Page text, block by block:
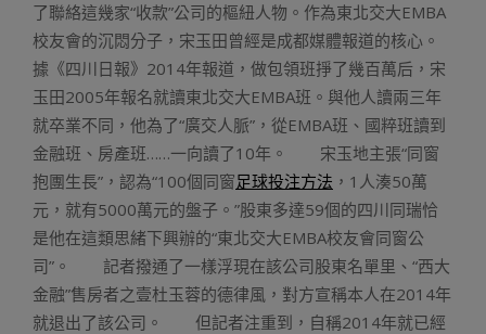
了聯絡這幾家“收款”公司的樞紐人物。作為東北交大EMBA
校友會的沉悶分子，宋玉田曾經是成都媒體報道的核心。
據《四川日報》2014年報道，做包領班掙了幾百萬后，宋
玉田2005年報名就讀東北交大EMBA班。與他人讀兩三年
就卒業不同，他為了“廣交人脈”，從EMBA班、國粹班讀到
金融班、房產班……一向讀了10年。 宋玉地主張“同窗
抱團生長”，認為“100個同窗足球投注方法 ，1人湊50萬
元，就有5000萬元的盤子。”股東多達59個的四川同瑞恰
是他在這類思緒下興辦的“東北交大EMBA校友會同窗公
司”。 記者撥通了一樣浮現在該公司股東名單里、“西大
金融”售房者之壹杜玉蓉的德律風，對方宣稱本人在2014年
就退出了該公司。 但記者注重到，自稱2014年就已經